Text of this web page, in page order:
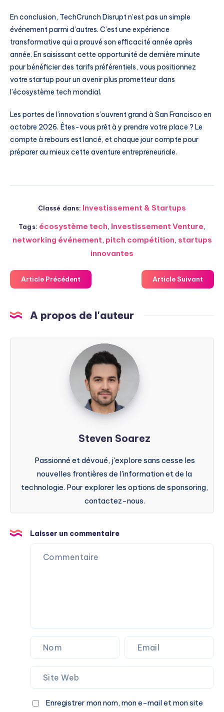
En conclusion, TechCrunch Disrupt n’est pas un simple
événement parmi d’autres. C’est une expérience
transformative qui a prouvé son efficacité année après
année. En saisissant cette opportunité de dernière minute
pour bénéficier des tarifs préférentiels, vous positionnez
votre startup pour un avenir plus prometteur dans
l’écosystème tech mondial.
Les portes de l’innovation s’ouvrent grand à San Francisco en
octobre 2026. Êtes-vous prêt à y prendre votre place ? Le
compte à rebours est lancé, et chaque jour compte pour
préparer au mieux cette aventure entrepreneuriale.
Classé dans: Investissement & Startups
Tags: écosystème tech, Investissement Venture,
networking événement, pitch compétition, startups
innovantes
Article Précédent Article Suivant
A propos de l'auteur
Steven
Soarez
Steven Soarez
Passionné et dévoué, j'explore sans cesse les
nouvelles frontières de l'information et de la
technologie. Pour explorer les options de sponsoring,
contactez-nous.
Laisser un commentaire
Enregistrer mon nom, mon e-mail et mon site